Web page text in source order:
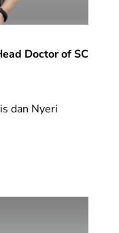
Doctor of SC
dan Nyeri